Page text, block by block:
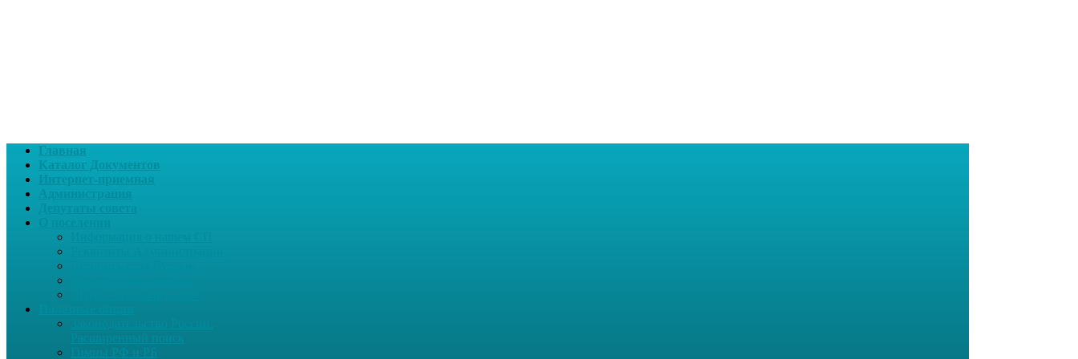
Главная
Каталог Документов